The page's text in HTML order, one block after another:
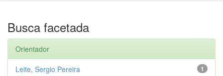
Busca facetada
Orientador
1
Leite, Sergio Pereira